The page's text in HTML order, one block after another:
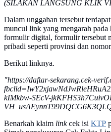
(SILAKAN LANGSUNG KLIK
Dalam unggahan tersebut
muncul link yang mengarah pada
formulir digital, formulir tersebut
pribadi seperti provinsi dan
Berikut linknya.
"https://daftar-sekarang.cek-
kIMkbw-SEcV-
Benarkah klaim linkcek isi KTP